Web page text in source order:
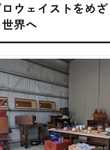
ウェイストをめ
界へ